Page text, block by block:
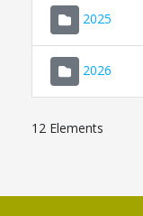
2025
2026
12 Elements